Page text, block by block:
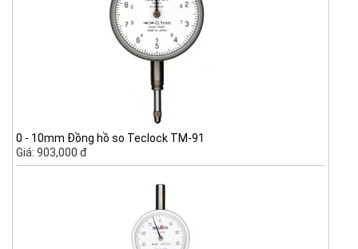
0 - 10mm Đồng hồ so Teclock TM-91
Giá: 903,000 đ